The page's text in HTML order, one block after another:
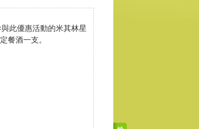
此優惠活動的米其林星
餐酒一支。